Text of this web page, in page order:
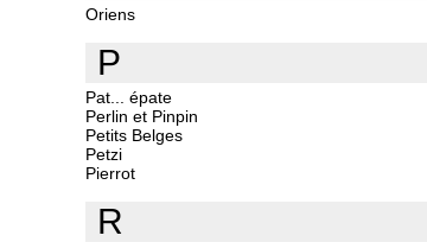
Oriens
P
Pat... épate
Perlin et Pinpin
Petits Belges
Petzi
Pierrot
R